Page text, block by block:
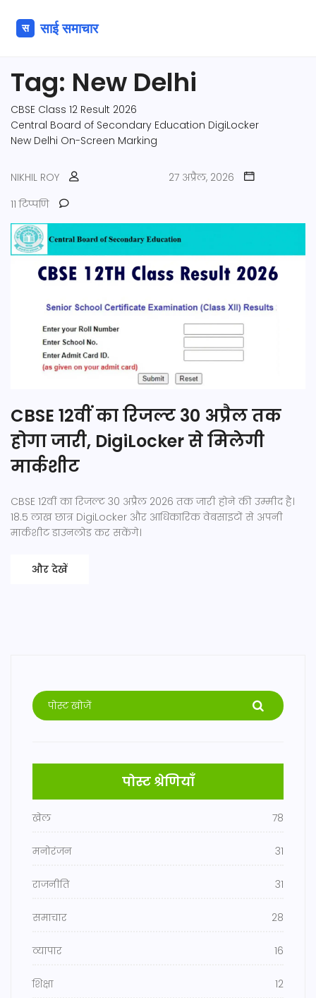
Tag: New Delhi
CBSE Class 12 Result 2026
Central Board of Secondary Education DigiLocker
New Delhi On-Screen Marking
NIKHIL ROY
27 अप्रैल, 2026
11 टिप्पणि
CBSE 12वीं का रिजल्ट 30 अप्रैल तक
होगा जारी, DigiLocker से मिलेगी
मार्कशीट
CBSE 12वीं का रिजल्ट 30 अप्रैल 2026 तक जारी होने की उम्मीद है।
18.5 लाख छात्र DigiLocker और आधिकारिक वेबसाइटों से अपनी
मार्कशीट डाउनलोड कर सकेंगे।
और देखें
पोस्ट श्रेणियाँ
खेल 78
मनोरंजन 31
राजनीति 31
समाचार 28
व्यापार 16
शिक्षा 12